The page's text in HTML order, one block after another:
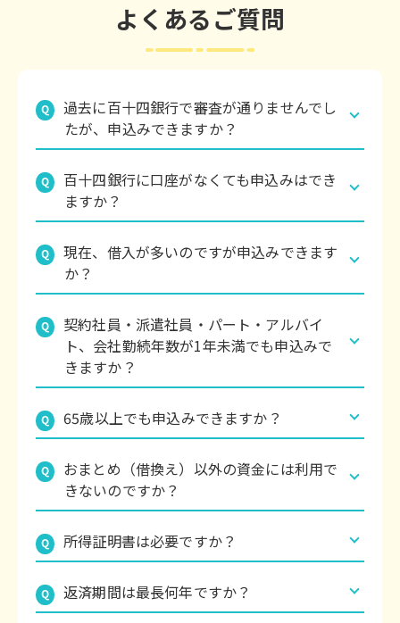
よくあるご質問
Q
過去に百十四銀行で審査が通りませんでし
たが、申込みできますか？
お申込みいただけます。商品により審査基準が異
なりますのでお気軽にお申込み・ご相談くださ
い。
Q
百十四銀行に口座がなくても申込みはでき
ますか？
お申込みいただけます。ただし、ご契約までにア
プリかご来店で普通預金口座を開設いただくこと
となります。
Q
現在、借入が多いのですが申込みできます
か？
お申込みいただけます。114おまとめローンはお客
さまの完済を応援する商品です。まずはお気軽に
ご相談ください。
Q
契約社員・派遣社員・パート・アルバイ
ト、会社勤続年数が1年未満でも申込みで
きますか？
お申込みいただけます。（専業主婦・年金収入の
みの方は申込みできません）
Q
65歳以上でも申込みできますか？
69歳までお申込みいただけます。（※完済時年齢
は75歳以下）
Q
おまとめ（借換え）以外の資金には利用で
きないのですか？
おまとめ以外の使途でもご利用可能です。
Q
所得証明書は必要ですか？
300万円以下のお借入れなら原則不要です。
Q
返済期間は最長何年ですか？